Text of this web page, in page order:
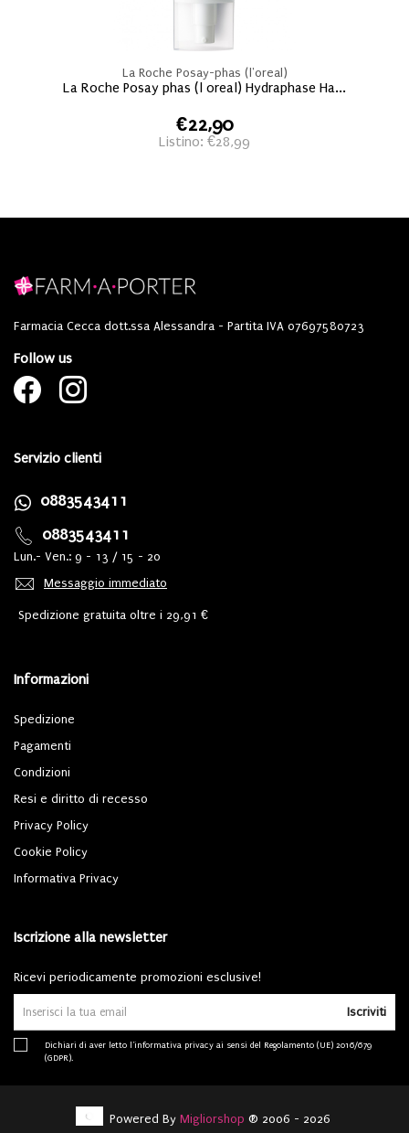
La Roche Posay-phas (l'oreal)
La Roche Posay phas (l oreal) Hydraphase Ha...
€22,90
Listino: €28,99
Farmacia Cecca dott.ssa Alessandra - Partita IVA 07697580723
Follow us
Servizio clienti
0883543411
0883543411
Lun.- Ven.: 9 - 13 / 15 - 20
Messaggio immediato
Spedizione gratuita oltre i 29,91 €
Informazioni
Spedizione
Pagamenti
Condizioni
Resi e diritto di recesso
Privacy Policy
Cookie Policy
Informativa Privacy
Iscrizione alla newsletter
Ricevi periodicamente promozioni esclusive!
Iscriviti
Dichiari di aver letto l'informativa privacy ai sensi del Regolamento (UE) 2016/679
(GDPR).
Powered By Migliorshop ® 2006 - 2026